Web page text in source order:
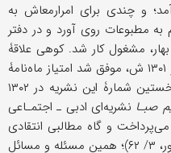
آمد؛ و چندی برای امرارمعاش به
به مطبوعات روی آورد و در دفتر
مشغول کار شد. کوهی علاقۀ
را دریافت کند (همانجا)؛ نخستین شمارۀ این نشریه در ۱۳۰۲
صبـا نشریه‌ای ادبی ـ اجتمـاعی
و گاه مطالبی انتقادی
از اوضاع سیاسی منتشر می‌کرد (آرین‌پور، ۳/ ۶۲)؛ همین مسئله و مسائل